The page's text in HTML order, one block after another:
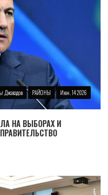
Джавадов РАЙОНЫ Июн. 14 2026
НА ВЫБОРАХ И